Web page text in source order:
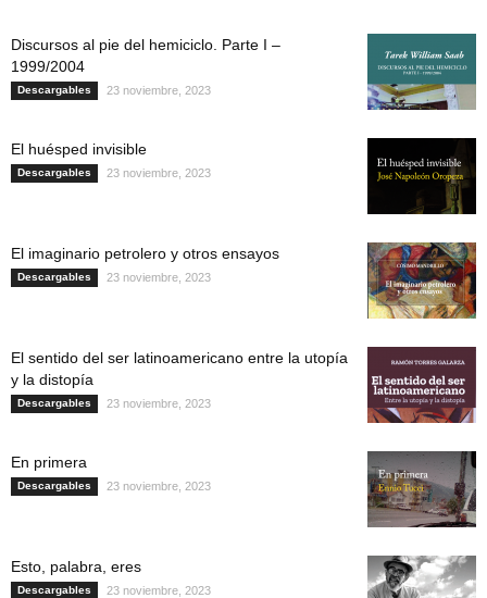
Discursos al pie del hemiciclo. Parte I –
1999/2004
Descargables 23 noviembre, 2023
El huésped invisible
Descargables 23 noviembre, 2023
El imaginario petrolero y otros ensayos
Descargables 23 noviembre, 2023
El sentido del ser latinoamericano entre la utopía
y la distopía
Descargables 23 noviembre, 2023
En primera
Descargables 23 noviembre, 2023
Esto, palabra, eres
Descargables 23 noviembre, 2023